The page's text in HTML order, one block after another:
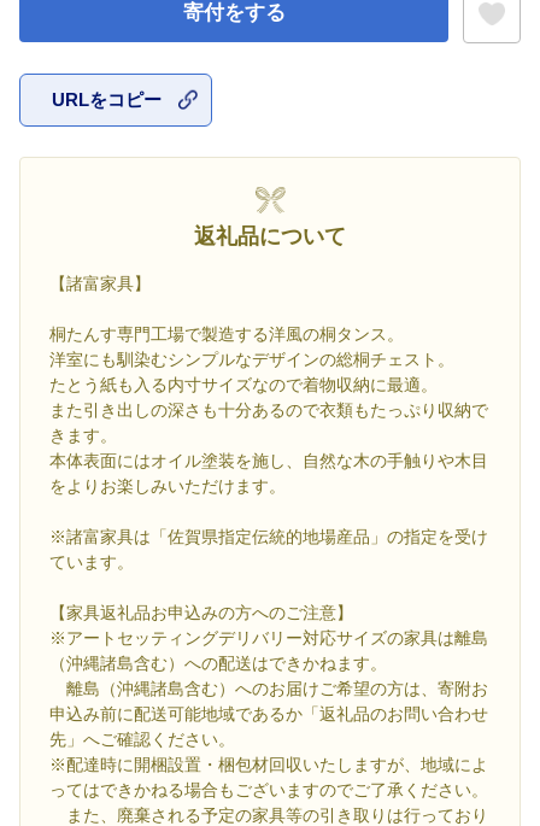
寄付をする
URLをコピー
返礼品について
【諸富家具】
桐たんす専門工場で製造する洋風の桐タンス。
洋室にも馴染むシンプルなデザインの総桐チェスト。
たとう紙も入る内寸サイズなので着物収納に最適。
また引き出しの深さも十分あるので衣類もたっぷり収納で
きます。
本体表面にはオイル塗装を施し、自然な木の手触りや木目
をよりお楽しみいただけます。
※諸富家具は「佐賀県指定伝統的地場産品」の指定を受け
ています。
【家具返礼品お申込みの方へのご注意】
※アートセッティングデリバリー対応サイズの家具は離島
（沖縄諸島含む）への配送はできかねます。
離島（沖縄諸島含む）へのお届けご希望の方は、寄附お
申込み前に配送可能地域であるか「返礼品のお問い合わせ
先」へご確認ください。
※配達時に開梱設置・梱包材回収いたしますが、地域によ
ってはできかねる場合もございますのでご了承ください。
また、廃棄される予定の家具等の引き取りは行っており